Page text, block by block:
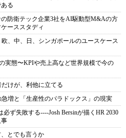
る
防衛テック企業3社をAI駆動型M&Aの方
ーススタディ
、中、日、シンガポールのユースケース
実態〜KPIや売上高など世界規模で今の
けが、利他に立てる
増と「生産性のパラドックス」の現実
必ず失敗する----Josh Bersinが描くHR 2030
事
とでも言うか